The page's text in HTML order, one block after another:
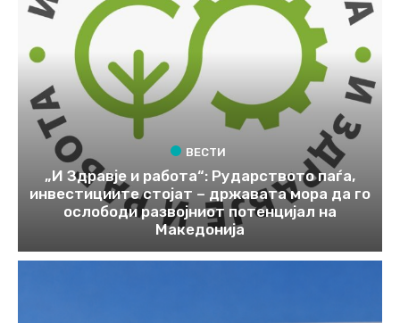
ВЕСТИ
„И Здравје и работа“: Рударството паѓа,
инвестициите стојат – државата мора да го
ослободи развојниот потенцијал на
Македонија